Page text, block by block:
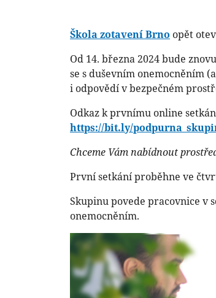
Škola zotavení Brno opět
Od 14. března 2024 bude
se s duševním onemocněním
i odpovědí v bezpečném
Odkaz k prvnímu online
https://bit.ly/
Chceme Vám nabídnout
První setkání proběhne ve
Skupinu povede pracovnice v
onemocněním.